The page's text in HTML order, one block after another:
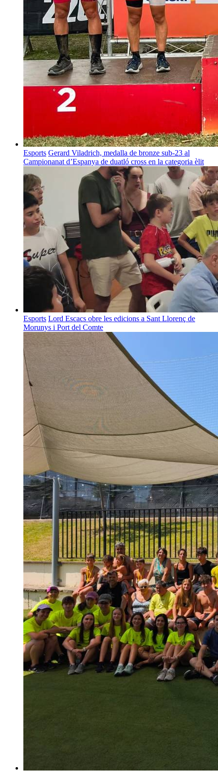
Esports Gerard Viladrich, medalla de bronze sub-23 al
Campionanat d’Espanya de duatló cross en la categoria èlit
Esports Lord Escacs obre les edicions a Sant Llorenç de
Morunys i Port del Comte